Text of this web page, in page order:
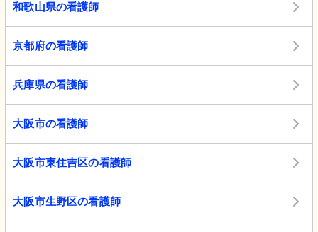
和歌山県の看護師
京都府の看護師
兵庫県の看護師
大阪市の看護師
大阪市東住吉区の看護師
大阪市生野区の看護師